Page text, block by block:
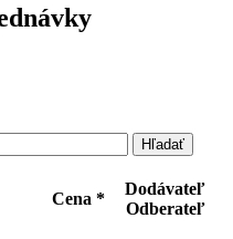
Cena *
Dodávateľ
Odberateľ